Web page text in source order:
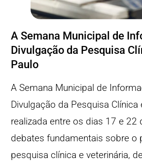
A Semana Municipal de
Divulgação da Pesquisa
Paulo
A Semana Municipal de
Divulgação da Pesquisa Clínica
realizada entre os dias 17 e 22
debates fundamentais sobre o
pesquisa clínica e veterinária,